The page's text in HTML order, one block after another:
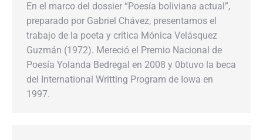
En el marco del dossier “Poesía boliviana actual”,
preparado por Gabriel Chávez, presentamos el
trabajo de la poeta y crítica Mónica Velásquez
Guzmán (1972). Mereció el Premio Nacional de
Poesía Yolanda Bedregal en 2008 y 0btuvo la beca
del International Writting Program de Iowa en
1997.